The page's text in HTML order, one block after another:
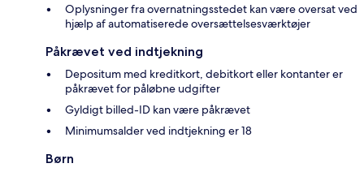
Oplysninger fra overnatningsstedet kan være oversat ved
hjælp af automatiserede oversættelsesværktøjer
Påkrævet ved indtjekning
Depositum med kreditkort, debitkort eller kontanter er
påkrævet for påløbne udgifter
Gyldigt billed-ID kan være påkrævet
Minimumsalder ved indtjekning er 18
Børn